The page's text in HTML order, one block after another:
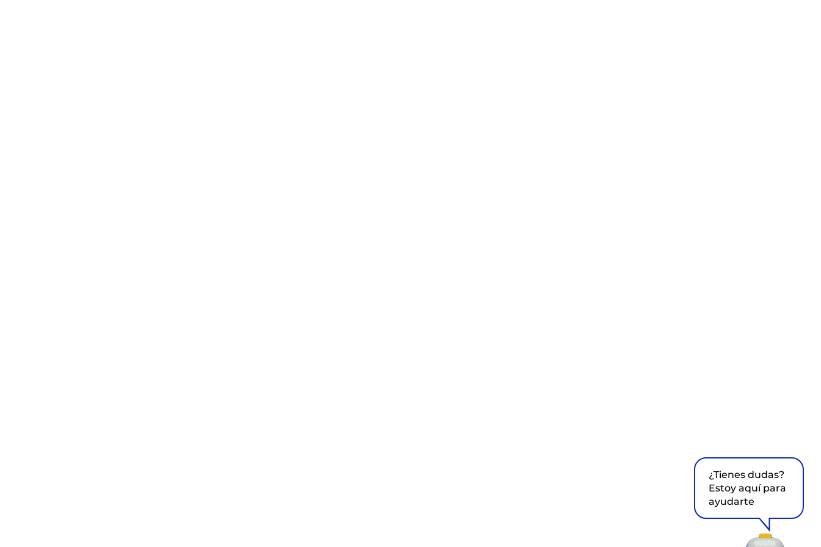
¿Tienes dudas?
Estoy aquí para
ayudarte